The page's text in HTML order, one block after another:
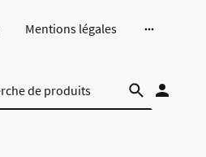
Mentions légales